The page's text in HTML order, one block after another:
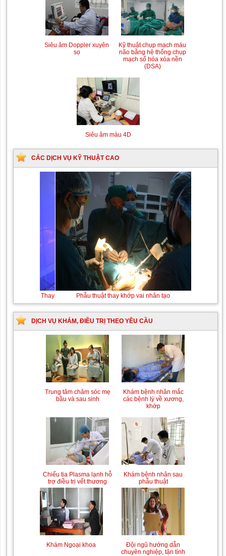
Siêu âm Doppler xuyên
sọ
Kỹ thuật chụp mạch máu
não bằng hệ thống chụp
mạch số hóa xóa nền
(DSA)
Siêu âm màu 4D
CÁC DỊCH VỤ KỸ THUẬT CAO
thuật
nhân
tạo
Thay máu sơ sinh do bất đồng nhóm máu
DỊCH VỤ KHÁM, ĐIỀU TRỊ THEO YÊU CẦU
Trung tâm chăm sóc mẹ
bầu và sau sinh
Khám bệnh nhân mắc
các bệnh lý về xương,
khớp
Chiếu tia Plasma lạnh hỗ
trợ điều trị vết thương
Khám bệnh nhân sau
phẫu thuật
Khám Ngoại khoa
Đội ngũ hướng dẫn
chuyên nghiệp, tận tình